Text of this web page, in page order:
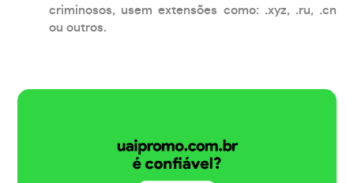
criminosos, usem extensões como: .xyz, .ru, .cn
ou outros.